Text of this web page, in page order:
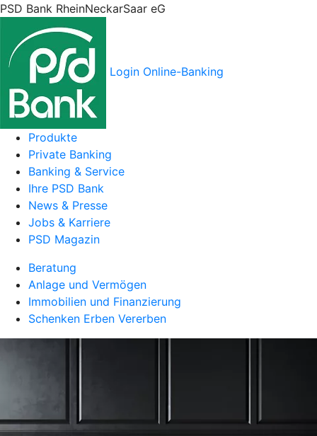
PSD Bank RheinNeckarSaar eG
Login Online-Banking
Produkte
Private Banking
Banking & Service
Ihre PSD Bank
News & Presse
Jobs & Karriere
PSD Magazin
Beratung
Anlage und Vermögen
Immobilien und Finanzierung
Schenken Erben Vererben